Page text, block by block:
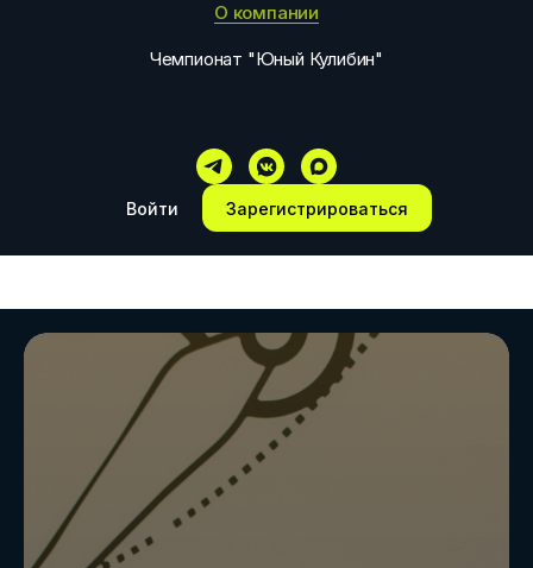
О компании
Чемпионат "Юный Кулибин"
Войти Зарегистрироваться